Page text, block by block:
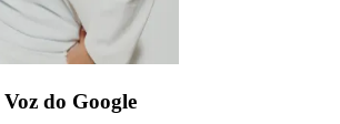
Voz do Google